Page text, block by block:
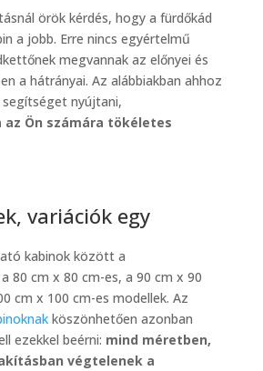
örök kérdés, hogy a fürdőkád
a jobb. Erre nincs egyértelmű
megvannak az előnyei és
a hátrányai. Az alábbiakban ahhoz
nyújtani,
Ön számára tökéletes
variációk egy
kabinok között a
80 cm x 80 cm-es, a 90 cm x 90
cm x 100 cm-es modellek. Az
köszönhetően azonban
ezekkel beérni: mind méretben,
végtelenek a